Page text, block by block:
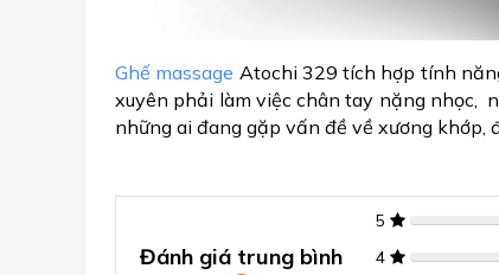
Ghế massage Atochi 329 tích hợp tính
xuyên phải làm việc chân tay nặng nhọc,
những ai đang gặp vấn đề về xương khớp,
Đánh giá trung bình
5
4